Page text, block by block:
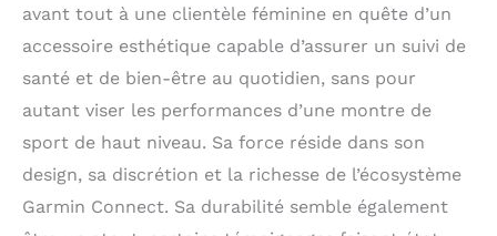
avant tout à une clientèle féminine en quête d’un
accessoire esthétique capable d’assurer un suivi de
santé et de bien-être au quotidien, sans pour
autant viser les performances d’une montre de
sport de haut niveau. Sa force réside dans son
design, sa discrétion et la richesse de l’écosystème
Garmin Connect. Sa durabilité semble également